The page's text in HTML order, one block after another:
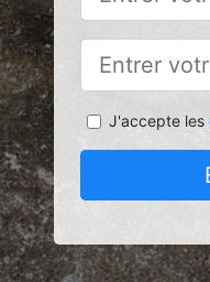
J'accepte les